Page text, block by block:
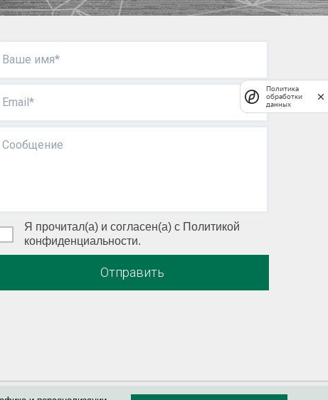
Ваше имя*
Email*
Сообщение
Я прочитал(а) и согласен(а) с Политикой
конфиденциальности.
Отправить
Политика
обработки
данных